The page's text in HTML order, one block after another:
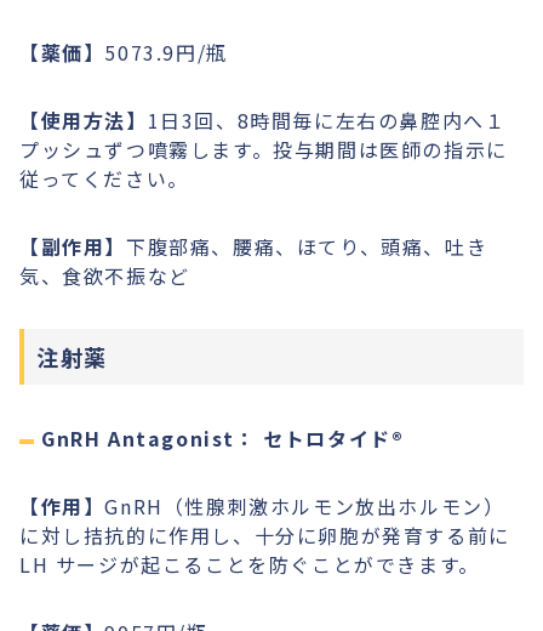
【薬価】 5073.9円/瓶
【使用方法】 1日3回、8時間毎に左右の鼻腔内へ１
プッシュずつ噴霧します。投与期間は医師の指示に
従ってください。
【副作用】 下腹部痛、腰痛、ほてり、頭痛、吐き
気、食欲不振など
注射薬
GnRH Antagonist： セトロタイド®︎
【作用】GnRH（性腺刺激ホルモン放出ホルモン）
に対し拮抗的に作用し、十分に卵胞が発育する前に
LH サージが起こることを防ぐことができます。